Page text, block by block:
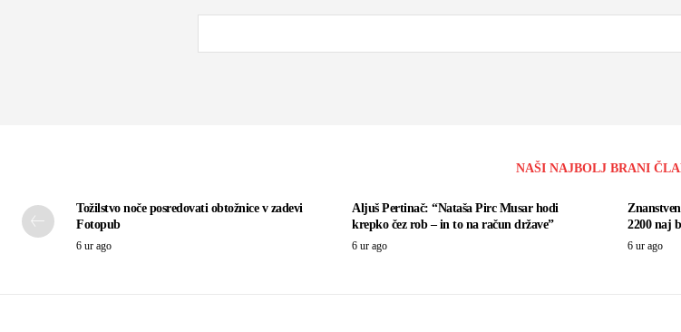
NAŠI NAJBOLJ BRANI
Tožilstvo noče posredovati obtožnice v zadevi
Fotopub
6 ur ago
Aljuš Pertinač: “Nataša Pirc Musar hodi
krepko čez rob – in to na račun države”
6 ur ago
2200 naj
6 ur ago